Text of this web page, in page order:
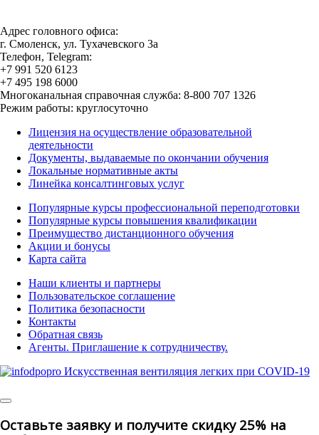
Адрес головного офиса:
г. Смоленск, ул. Тухачевского 3а
Телефон, Telegram:
+7 991 520 6123
+7 495 198 6000
Многоканальная справочная служба: 8-800 707 1326
Режим работы: круглосуточно
Лицензия на осуществление образовательной
деятельности
Документы, выдаваемые по окончании обучения
Локальные нормативные акты
Линейка консалтинговых услуг
Популярные курсы профессиональной переподготовки
Популярные курсы повышения квалификации
Преимущество дистанционного обучения
Акции и бонусы
Карта сайта
Наши клиенты и партнеры
Пользовательское соглашение
Политика безопасности
Контакты
Обратная связь
Агенты. Приглашение к сотрудничеству.
Оставьте заявку и получите скидку 25% на